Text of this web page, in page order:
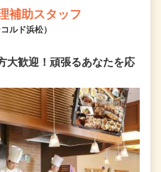
補助スタッフ
ルド浜松）
大歓迎！頑張るあなたを応